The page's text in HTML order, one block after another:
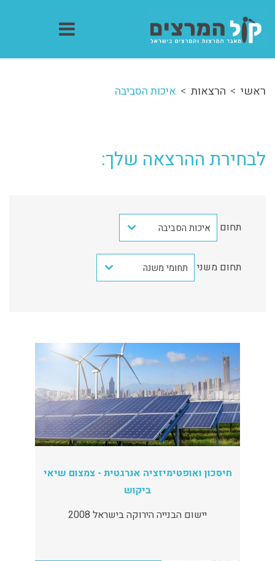
ראשי הרצאות איכות הסביבה
לבחירת ההרצאה שלך:
תחום איכות הסביבה
תחום משני תחומי משנה
חיסכון ואופטימיזציה אנרגטית - צמצום שיאי
ביקוש
יישום הבנייה הירוקה בישראל 2008